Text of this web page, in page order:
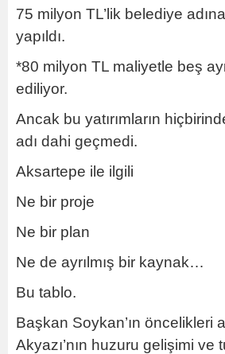
75 milyon TL’lik belediye
yapıldı.
*80 milyon TL maliyetle beş
ediliyor.
Ancak bu yatırımların
adı dahi geçmedi.
Aksartepe ile ilgili
Ne bir proje
Ne bir plan
Ne de ayrılmış bir kaynak…
Bu tablo.
Başkan Soykan’ın öncelikleri
Akyazı’nın huzuru gelişimi ve